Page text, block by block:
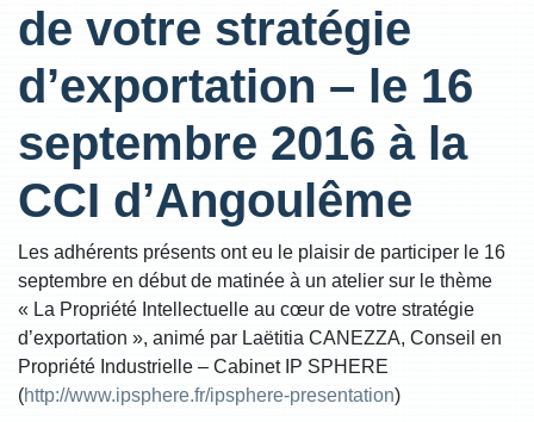
de votre stratégie
d’exportation – le 16
septembre 2016 à la
CCI d’Angoulême
Les adhérents présents ont eu le plaisir de participer le 16
septembre en début de matinée à un atelier sur le thème
« La Propriété Intellectuelle au cœur de votre stratégie
d’exportation », animé par Laëtitia CANEZZA, Conseil en
Propriété Industrielle – Cabinet IP SPHERE
(http://www.ipsphere.fr/ipsphere-presentation)